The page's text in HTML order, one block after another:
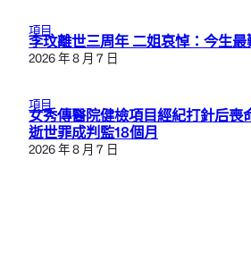
項目
李玟離世三周年 二姐哀悼：今生
2026 年 8 月 7 日
項目
女秀傳醫院健檢項目經紀打針后喪
逝世罪成判監18個月
2026 年 8 月 7 日